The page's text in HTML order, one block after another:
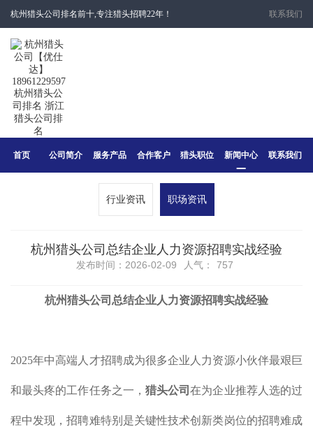
杭州猎头公司排名前十,专注猎头招聘22年！ 联系我们
首页 公司简介 服务产品 合作客户 猎头职位 新闻中心 联系我们
行业资讯 职场资讯
​杭州猎头公司总结企业人力资源招聘实战经验
发布时间：2026-02-09 人气： 757
杭州猎头公司总结企业人力资源招聘实战经验
2025年中高端人才招聘成为很多企业人力资源小伙伴最艰巨
和最头疼的工作任务之一， 猎头公司在为企业推荐人选的过
程中发现，招聘难特别是关键性技术创新类岗位的招聘难成